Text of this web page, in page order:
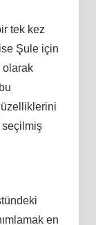
tek kez
Şule için
olarak
seçilmiş
en